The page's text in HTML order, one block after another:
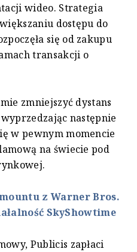
wideo. Strategia
dostępu do
się od zakupu
transakcji o
zmniejszyć dystans
następnie
w pewnym momencie
na świecie pod
z Warner Bros.
SkyShowtime
Publicis zapłaci